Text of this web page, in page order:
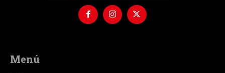
Menú